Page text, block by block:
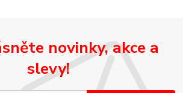
novinky, akce a
slevy!